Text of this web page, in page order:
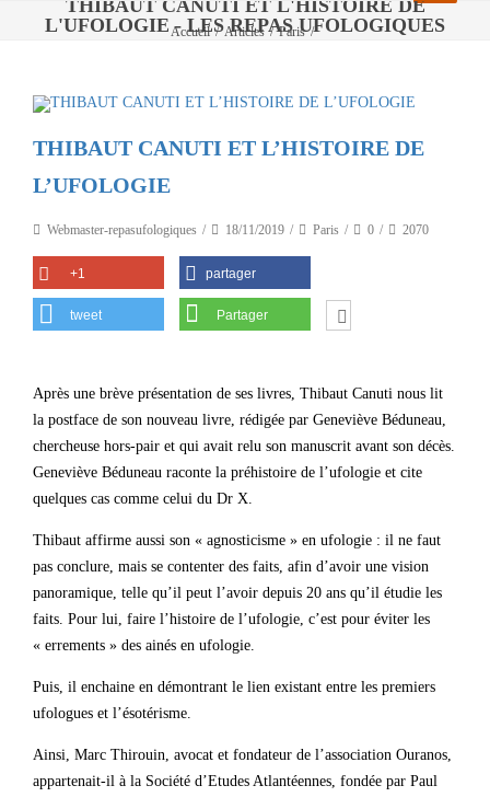
THIBAUT CANUTI ET L'HISTOIRE DE
L'UFOLOGIE - LES REPAS UFOLOGIQUES
Accueil / Articles / Paris /
THIBAUT CANUTI ET L’HISTOIRE DE
L’UFOLOGIE
Webmaster-repasufologiques 18/11/2019 Paris 0 2070
+1 partager
tweet Partager
Après une brève présentation de ses livres, Thibaut Canuti nous lit
la postface de son nouveau livre, rédigée par Geneviève Béduneau,
chercheuse hors-pair et qui avait relu son manuscrit avant son décès.
Geneviève Béduneau raconte la préhistoire de l’ufologie et cite
quelques cas comme celui du Dr X.
Thibaut affirme aussi son « agnosticisme » en ufologie : il ne faut
pas conclure, mais se contenter des faits, afin d’avoir une vision
panoramique, telle qu’il peut l’avoir depuis 20 ans qu’il étudie les
faits. Pour lui, faire l’histoire de l’ufologie, c’est pour éviter les
« errements » des ainés en ufologie.
Puis, il enchaine en démontrant le lien existant entre les premiers
ufologues et l’ésotérisme.
Ainsi, Marc Thirouin, avocat et fondateur de l’association Ouranos,
appartenait-il à la Société d’Etudes Atlantéennes, fondée par Paul